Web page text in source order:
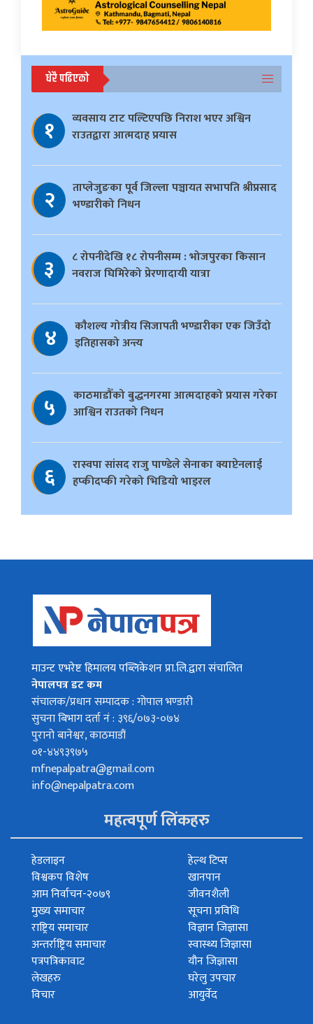
धेरै पढिएको
१
व्यवसाय टाट पल्टिएपछि निराश भएर अश्विन
राउतद्वारा आत्मदाह प्रयास
२
ताप्लेजुङका पूर्व जिल्ला पञ्चायत सभापति श्रीप्रसाद
भण्डारीको निधन
३
८ रोपनीदेखि १८ रोपनीसम्म : भोजपुरका किसान
नवराज घिमिरेको प्रेरणादायी यात्रा
४
काैशल्य गोत्रीय सिजापती भण्डारीका एक जिउँदो
इतिहासको अन्त्य
५
काठमाडौँको बुद्धनगरमा आत्मदाहको प्रयास गरेका
आश्विन राउतको निधन
६
रास्वपा सांसद राजु पाण्डेले सेनाका क्याप्टेनलाई
हप्कीदप्की गरेको भिडियो भाइरल
माउन्ट एभरेष्ट हिमालय पब्लिकेशन प्रा.लि.द्वारा संचालित
नेपालपत्र डट कम
संचालक/प्रधान सम्पादक : गोपाल भण्डारी
सुचना बिभाग दर्ता नं : ३९६/०७३-०७४
पुरानो बानेश्वर, काठमाडौं
०१-४४९३९७५
mfnepalpatra@gmail.com
info@nepalpatra.com
महत्वपूर्ण लिंकहरु
हेडलाइन
विश्वकप विशेष
आम निर्वाचन-२०७९
मुख्य समाचार
राष्ट्रिय समाचार
अन्तर्राष्ट्रिय समाचार
पत्रपत्रिकावाट
लेखहरु
विचार
हेल्थ टिप्स
खानपान
जीवनशैली
सूचना प्रविधि
विज्ञान जिज्ञासा
स्वास्थ्य जिज्ञासा
यौन जिज्ञासा
घरेलु उपचार
आयुर्वेद